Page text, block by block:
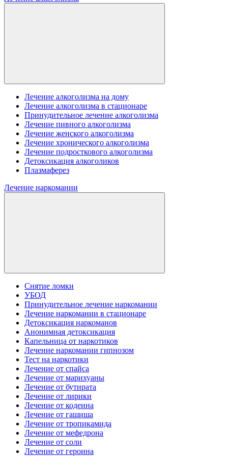
Лечение алкоголизма на дому
Лечение алкоголизма в стационаре
Принудительное лечение алкоголизма
Лечение пивного алкоголизма
Лечение женского алкоголизма
Лечение хронического алкоголизма
Лечение подросткового алкоголизма
Детоксикация алкоголиков
Плазмаферез
Лечение наркомании
Снятие ломки
УБОД
Принудительное лечение наркомании
Лечение наркомании в стационаре
Детоксикация наркоманов
Анонимная детоксикация
Капельница от наркотиков
Лечение наркомании гипнозом
Тест на наркотики
Лечение от спайса
Лечение от марихуаны
Лечение от бутирата
Лечение от лирики
Лечение от кодеина
Лечение от гашиша
Лечение от тропикамида
Лечение от мефедрона
Лечение от соли
Лечение от героина